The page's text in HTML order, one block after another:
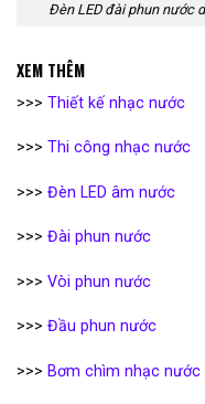
Đèn LED đài phun nước
XEM THÊM
>>> Thiết kế nhạc nước
>>> Thi công nhạc nước
>>> Đèn LED âm nước
>>> Đài phun nước
>>> Vòi phun nước
>>> Đầu phun nước
>>> Bơm chìm nhạc nước